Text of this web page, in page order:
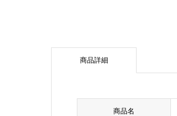
商品詳細
商品名